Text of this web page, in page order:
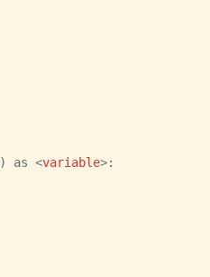
) as <variable>: